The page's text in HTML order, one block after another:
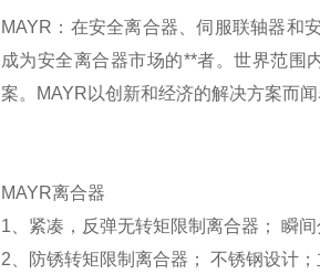
MAYR：在安全离合器、伺服联轴器和
成为安全离合器市场的**者。世界范围
案。MAYR以创新和经济的解决方案而
MAYR离合器
1、紧凑，反弹无转矩限制离合器； 瞬
2、防锈转矩限制离合器； 不锈钢设计